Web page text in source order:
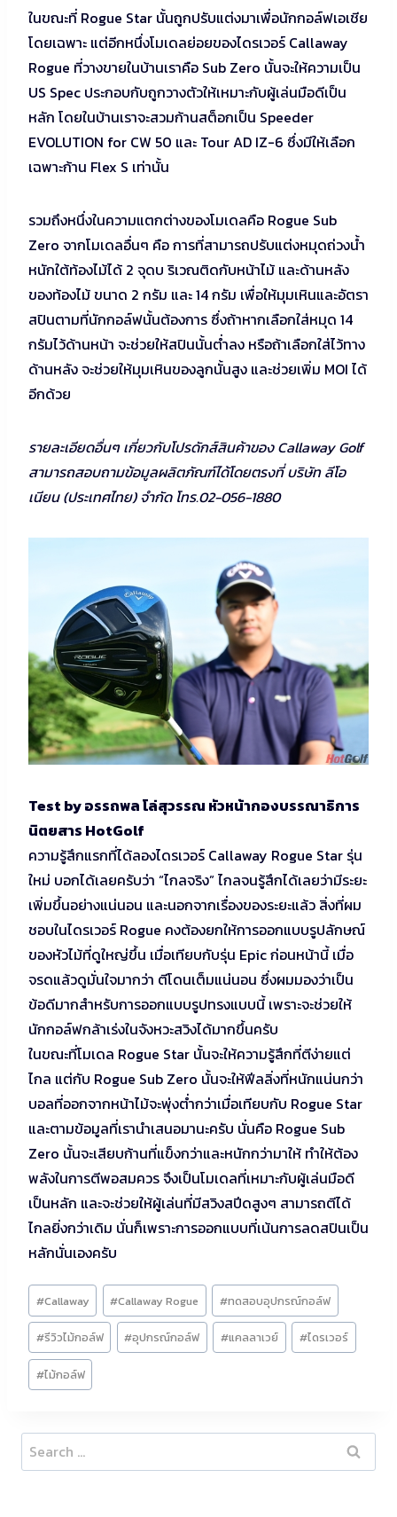
ในขณะที่ Rogue Star นั้นถูกปรับแต่งมาเพื่อนักกอล์ฟเอเชีย
โดยเฉพาะ แต่อีกหนึ่งโมเดลย่อยของไดรเวอร์ Callaway
Rogue ที่วางขายในบ้านเราคือ Sub Zero นั้นจะให้ความเป็น
US Spec ประกอบกับถูกวางตัวให้เหมาะกับผู้เล่นมือดีเป็น
หลัก โดยในบ้านเราจะสวมก้านสต็อกเป็น Speeder
EVOLUTION for CW 50 และ Tour AD IZ-6 ซึ่งมีให้เลือก
เฉพาะก้าน Flex S เท่านั้น
รวมถึงหนึ่งในความแตกต่างของโมเดลคือ Rogue Sub
Zero จากโมเดลอื่นๆ คือ การที่สามารถปรับแต่งหมุดถ่วงน้ำ
หนักใต้ท้องไม้ได้ 2 จุดบ ริเวณติดกับหน้าไม้ และด้านหลัง
ของท้องไม้ ขนาด 2 กรัม และ 14 กรัม เพื่อให้มุมเหินและอัตรา
สปินตามที่นักกอล์ฟนั้นต้องการ ซึ่งถ้าหากเลือกใส่หมุด 14
กรัมไว้ด้านหน้า จะช่วยให้สปินนั้นต่ำลง หรือถ้าเลือกใส่ไว้ทาง
ด้านหลัง จะช่วยให้มุมเหินของลูกนั้นสูง และช่วยเพิ่ม MOI ได้
อีกด้วย
รายละเอียดอื่นๆ เกี่ยวกับโปรดักส์สินค้าของ Callaway Golf
สามารถสอบถามข้อมูลผลิตภัณฑ์ได้โดยตรงที่ บริษัท ลีโอ
เนียน (ประเทศไทย) จำกัด โทร.02-056-1880
Test by อรรถพล โล่สุวรรณ หัวหน้ากองบรรณาธิการ
นิตยสาร HotGolf
ความรู้สึกแรกที่ได้ลองไดรเวอร์ Callaway Rogue Star รุ่น
ใหม่ บอกได้เลยครับว่า “ไกลจริง” ไกลจนรู้สึกได้เลยว่ามีระยะ
เพิ่มขึ้นอย่างแน่นอน และนอกจากเรื่องของระยะแล้ว สิ่งที่ผม
ชอบในไดรเวอร์ Rogue คงต้องยกให้การออกแบบรูปลักษณ์
ของหัวไม้ที่ดูใหญ่ขึ้น เมื่อเทียบกับรุ่น Epic ก่อนหน้านี้ เมื่อ
จรดแล้วดูมั่นใจมากว่า ตีโดนเต็มแน่นอน ซึ่งผมมองว่าเป็น
ข้อดีมากสำหรับการออกแบบรูปทรงแบบนี้ เพราะจะช่วยให้
นักกอล์ฟกล้าเร่งในจังหวะสวิงได้มากขึ้นครับ
ในขณะที่โมเดล Rogue Star นั้นจะให้ความรู้สึกที่ตีง่ายแต่
ไกล แต่กับ Rogue Sub Zero นั้นจะให้ฟีลลิ่งที่หนักแน่นกว่า
บอลที่ออกจากหน้าไม้จะพุ่งต่ำกว่าเมื่อเทียบกับ Rogue Star
และตามข้อมูลที่เรานำเสนอมานะครับ นั่นคือ Rogue Sub
Zero นั้นจะเสียบก้านที่แข็งกว่าและหนักกว่ามาให้ ทำให้ต้อง
พลังในการตีพอสมควร จึงเป็นโมเดลที่เหมาะกับผู้เล่นมือดี
เป็นหลัก และจะช่วยให้ผู้เล่นที่มีสวิงสปีดสูงๆ สามารถตีได้
ไกลยิ่งกว่าเดิม นั่นก็เพราะการออกแบบที่เน้นการลดสปินเป็น
หลักนั่นเองครับ
Post
Tags:
#Callaway #Callaway Rogue #ทดสอบอุปกรณ์กอล์ฟ
#รีวิวไม้กอล์ฟ #อุปกรณ์กอล์ฟ #แคลลาเวย์ #ไดรเวอร์
#ไม้กอล์ฟ
Search
for: